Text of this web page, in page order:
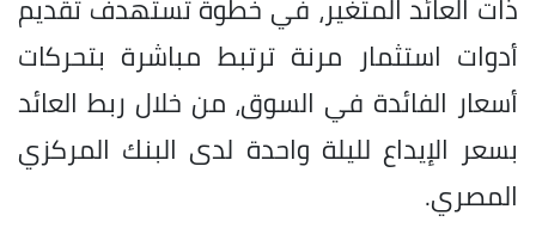
أدوات استثمار مرنة ترتبط مباشرة بتحركات
أسعار الفائدة في السوق، من خلال ربط العائد
بسعر الإيداع لليلة واحدة لدى البنك المركزي
المصري.